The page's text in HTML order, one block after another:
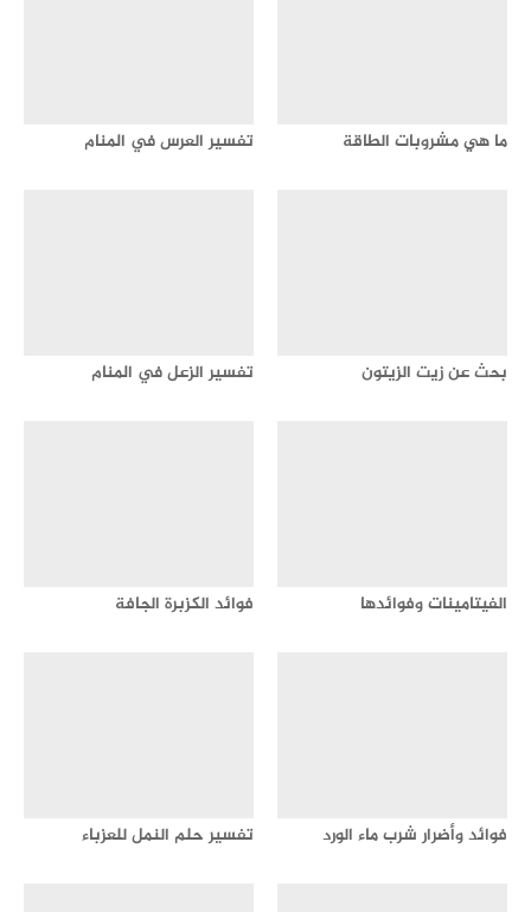
ما هي مشروبات الطاقة تفسير العرس في المنام
بحث عن زيت الزيتون تفسير الزعل في المنام
الفيتامينات وفوائدها فوائد الكزبرة الجافة
فوائد وأضرار شرب ماء الورد تفسير حلم النمل للعزباء